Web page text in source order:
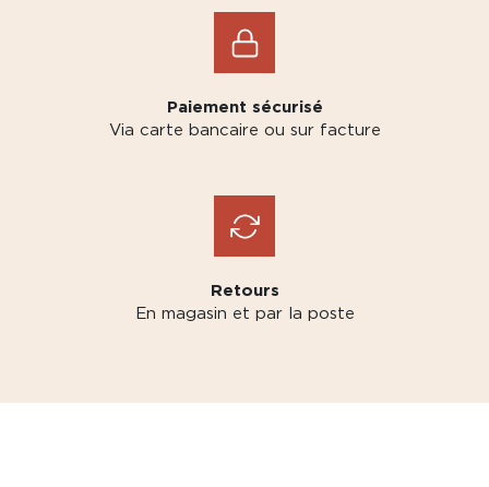
Paiement sécurisé
Via carte bancaire ou sur facture
Retours
En magasin et par la poste